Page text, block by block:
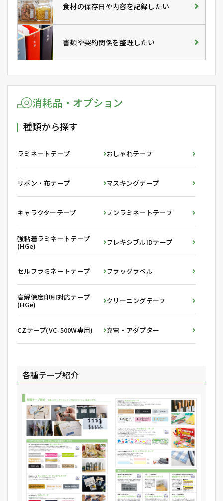
食材の保存日や内容を記録したい
書類や契約関係を整理したい
消耗品・オプション
種類から探す
ラミネートテープ おしゃれテープ
リボン・布テープ マスキングテープ
キャラクターテープ ノンラミネートテープ
強粘着ラミネートテープ
(HGe) フレキシブルIDテープ
セルフラミネートテープ フラッグラベル
高解像度印刷対応テープ
(HGe) クリーニングテープ
CZテープ(VC-500W専用) 充電・アダプター
各種テープ紹介